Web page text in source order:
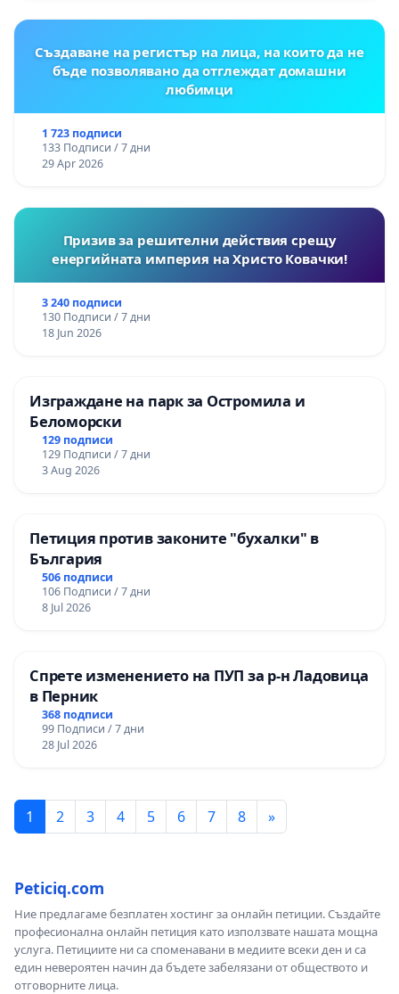
Създаване на регистър на лица, на които да не
бъде позволявано да отглеждат домашни
любимци
1 723 подписи
133 Подписи / 7 дни
29 Apr 2026
Призив за решителни действия срещу
енергийната империя на Христо Ковачки!
3 240 подписи
130 Подписи / 7 дни
18 Jun 2026
Изграждане на парк за Остромила и
Беломорски
129 подписи
129 Подписи / 7 дни
3 Aug 2026
Петиция против законите "бухалки" в
България
506 подписи
106 Подписи / 7 дни
8 Jul 2026
Спрете изменението на ПУП за р-н Ладовица
в Перник
368 подписи
99 Подписи / 7 дни
28 Jul 2026
1 2 3 4 5 6 7 8 »
Peticiq.com
Ние предлагаме безплатен хостинг за онлайн петиции. Създайте
професионална онлайн петиция като използвате нашата мощна
услуга. Петициите ни са споменавани в медиите всеки ден и са
един невероятен начин да бъдете забелязани от обществото и
отговорните лица.